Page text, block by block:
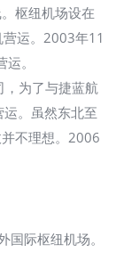
枢纽机场设在
运。2003年11
。
，为了与捷蓝航
。虽然东北至
不理想。2006
际枢纽机场。